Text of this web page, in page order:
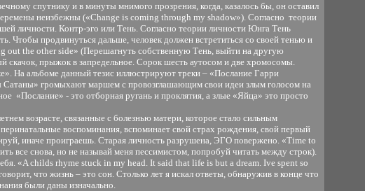
спутнику и в минуты мнимого прозрения, когда, казалось бы, он оставил
неизбежны («Change is coming through my shadow»). Согласно теории
личности. Контр-эго или Тень. Согласно теории личности Юнга Тень
Чтобы продвинуться дальше, человек должен встретиться со своей тенью и
out the other side» (Перешагнуть собственную Тень, выйти на другую
прыжок в запредельное. Сорок шесть аутосом и две хромосомы.
На альбоме данный тезис иллюстрируют треки – «Послание Гарри
громыхают маршем с провозглашающим свои идеи злым голосом на
«Послание» - это отборная ругань и проклятия, а злые «Яйца» это просто
возрасте, связанные с болезнью матери, которое стало сильным
воспоминания, вспоминает свой страх рождения, свой первый
иначе проиграешь. Старая личность разрушена, ЭГО повержено. «Time to
все снова, но не называй меня пессимистом, попробуй читать между строк).
«A childs rhyme stuck in my head. It said that life is but a dream. Ive spent so
что жизнь – это сон. Столько лет я искал ответы, обнаружив в конце что
были даны изначально.